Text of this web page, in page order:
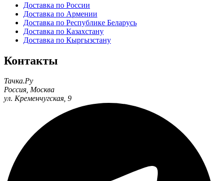
Доставка по России
Доставка по Армении
Доставка по Республике Беларусь
Доставка по Казахстану
Доставка по Кыргызстану
Контакты
Тачка.Ру
Россия, Москва
ул. Кременчугская, 9